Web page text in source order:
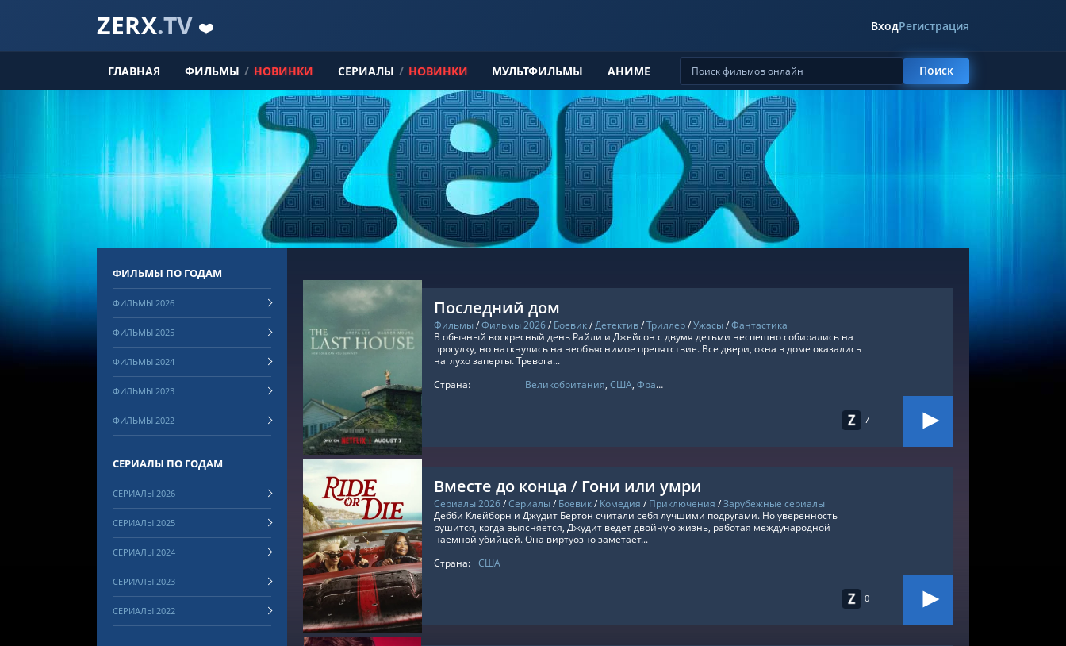
ZERX.TV ❤️ ВходРегистрация
ГЛАВНАЯ ФИЛЬМЫ / НОВИНКИ СЕРИАЛЫ / НОВИНКИ МУЛЬТФИЛЬМЫ АНИМЕ Поиск
СМОТРЕТЬ ОНЛАЙН
Последний дом
Фильмы/Фильмы 2026/ Боевик/Детектив/Триллер/Ужасы/Фантастика
7
В обычный воскресный день Райли и Джейсон с двумя детьми неспешно собирались на
прогулку, но наткнулись на необъяснимое препятствие. Все двери, окна в доме оказались
наглухо заперты. Тревога...
Страна:
Великобритания, США, Франция
СМОТРЕТЬ ОНЛАЙН
Вместе до конца / Гони или умри
Сериалы 2026/Сериалы/ Боевик/ Комедия / Приключения /Зарубежные сериалы
0
Дебби Клейборн и Джудит Бертон считали себя лучшими подругами. Но уверенность
рушится, когда выясняется, Джудит ведет двойную жизнь, работая международной
наемной убийцей. Она виртуозно заметает...
Страна: США
ФИЛЬМЫ ПО ГОДАМ
ФИЛЬМЫ 2026
ФИЛЬМЫ 2025
ФИЛЬМЫ 2024
ФИЛЬМЫ 2023
ФИЛЬМЫ 2022
СЕРИАЛЫ ПО ГОДАМ
СЕРИАЛЫ 2026
СЕРИАЛЫ 2025
СЕРИАЛЫ 2024
СЕРИАЛЫ 2023
СЕРИАЛЫ 2022